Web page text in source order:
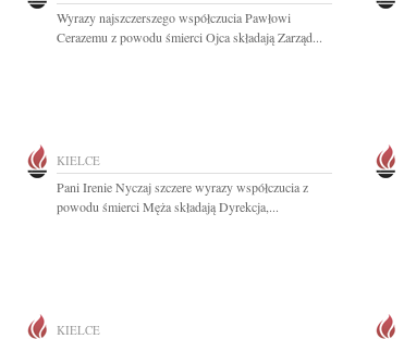
Wyrazy najszczerszego współczucia Pawłowi
Cerazemu z powodu śmierci Ojca składają Zarząd...
KIELCE
Pani Irenie Nyczaj szczere wyrazy współczucia z
powodu śmierci Męża składają Dyrekcja,...
KIELCE